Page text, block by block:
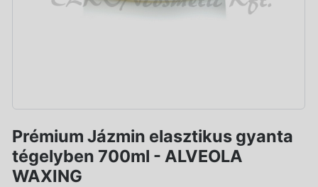
Prémium Jázmin elasztikus gyanta
tégelyben 700ml - ALVEOLA
WAXING